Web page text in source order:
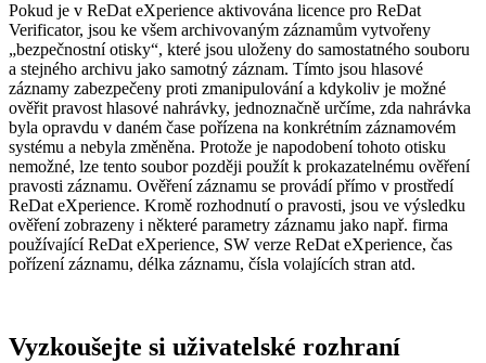
Pokud je v ReDat eXperience aktivována licence pro ReDat
Verificator, jsou ke všem archivovaným záznamům vytvořeny
„bezpečnostní otisky“, které jsou uloženy do samostatného souboru
a stejného archivu jako samotný záznam. Tímto jsou hlasové
záznamy zabezpečeny proti zmanipulování a kdykoliv je možné
ověřit pravost hlasové nahrávky, jednoznačně určíme, zda nahrávka
byla opravdu v daném čase pořízena na konkrétním záznamovém
systému a nebyla změněna. Protože je napodobení tohoto otisku
nemožné, lze tento soubor později použít k prokazatelnému ověření
pravosti záznamu. Ověření záznamu se provádí přímo v prostředí
ReDat eXperience. Kromě rozhodnutí o pravosti, jsou ve výsledku
ověření zobrazeny i některé parametry záznamu jako např. firma
používající ReDat eXperience, SW verze ReDat eXperience, čas
pořízení záznamu, délka záznamu, čísla volajících stran atd.
Vyzkoušejte si uživatelské rozhraní​​